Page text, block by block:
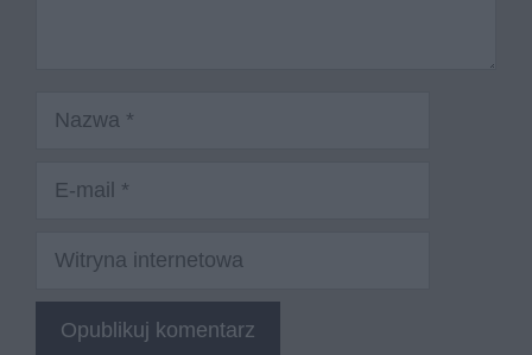
Nazwa
Witryna